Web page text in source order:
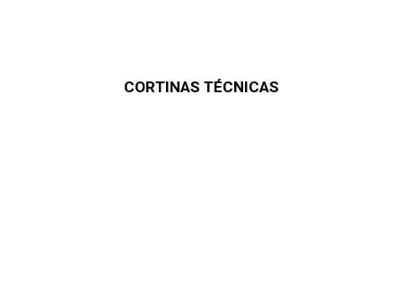
CORTINAS TÉCNICAS